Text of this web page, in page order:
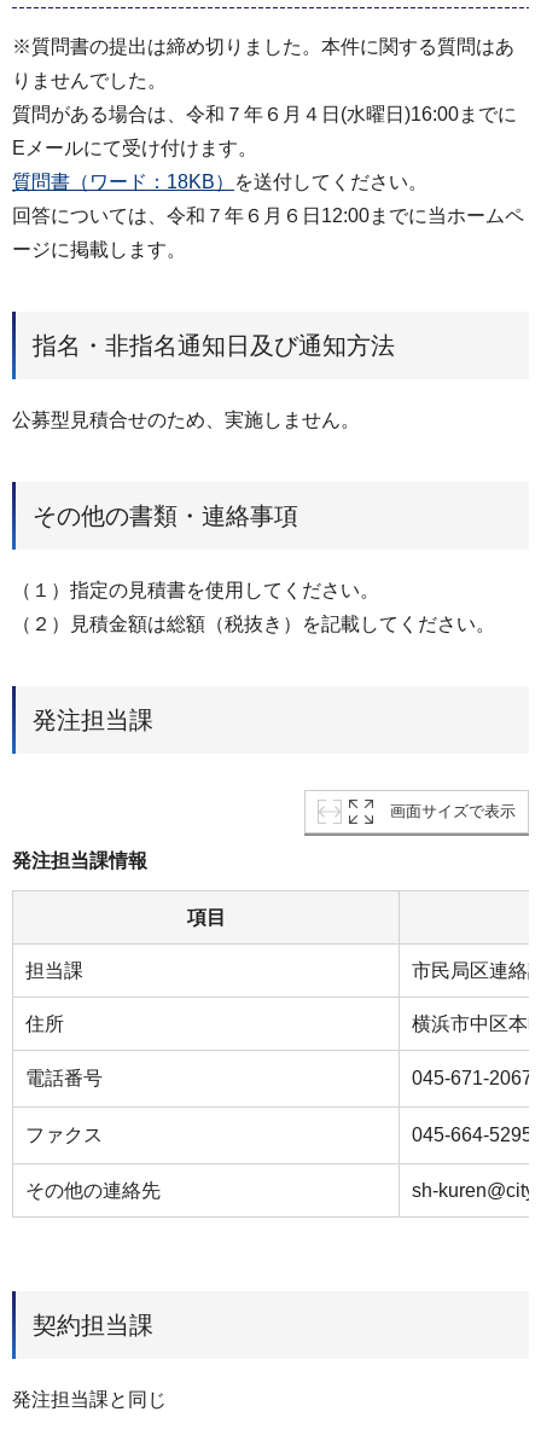
※質問書の提出は締め切りました。本件に関する質問はあ
りませんでした。
質問がある場合は、令和７年６月４日(水曜日)16:00までに
Eメールにて受け付けます。
質問書（ワード：18KB）
を送付してください。
回答については、令和７年６月６日12:00までに当ホームペ
ージに掲載します。
指名・非指名通知日及び通知方法
公募型見積合せのため、実施しません。
その他の書類・連絡事項
（１）指定の見積書を使用してください。
（２）見積金額は総額（税抜き）を記載してください。
発注担当課
画面サイズで表示
発注担当課情報
項目
担当課 市民局区連絡
住所 横浜市中区本
電話番号 045-671-2067
ファクス 045-664-5295
その他の連絡先 sh-
契約担当課
発注担当課と同じ